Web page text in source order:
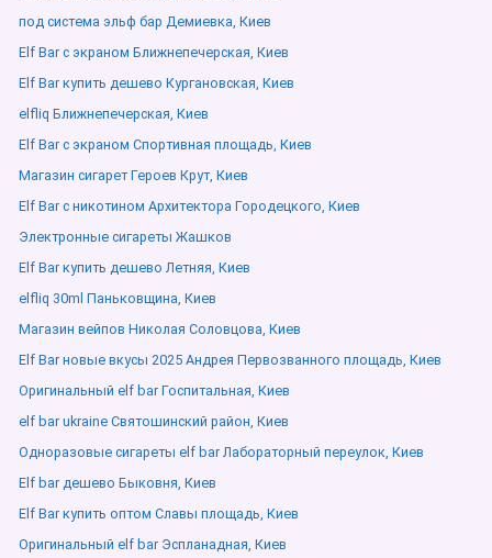
под система эльф бар Демиевка, Киев
Elf Bar с экраном Ближнепечерская, Киев
Elf Bar купить дешево Кургановская, Киев
elfliq Ближнепечерская, Киев
Elf Bar с экраном Спортивная площадь, Киев
Магазин сигарет Героев Крут, Киев
Elf Bar с никотином Архитектора Городецкого, Киев
Электронные сигареты Жашков
Elf Bar купить дешево Летняя, Киев
elfliq 30ml Паньковщина, Киев
Магазин вейпов Николая Соловцова, Киев
Elf Bar новые вкусы 2025 Андрея Первозванного площадь, Киев
Оригинальный elf bar Госпитальная, Киев
elf bar ukraine Святошинский район, Киев
Одноразовые сигареты elf bar Лабораторный переулок, Киев
Elf bar дешево Быковня, Киев
Elf Bar купить оптом Славы площадь, Киев
Оригинальный elf bar Эспланадная, Киев